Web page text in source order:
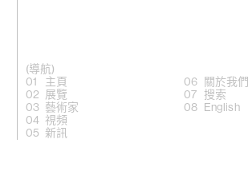
(導航)
主頁
展覽
藝術家
視頻
新訊
關於我們
搜索
English